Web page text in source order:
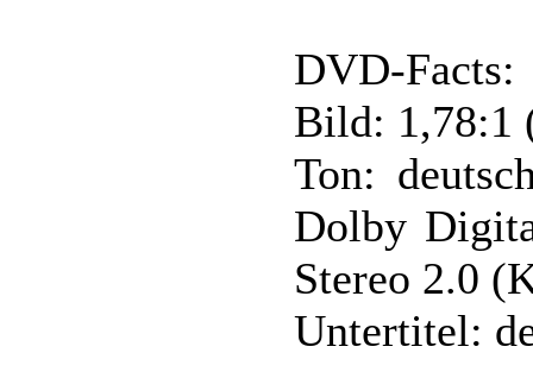
DVD-Facts:
Bild: 1,78:1
Ton:
Dolby
Stereo 2.0
Untertitel: